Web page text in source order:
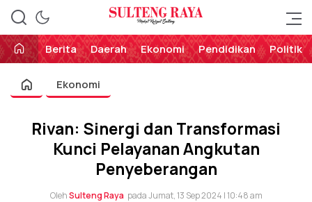
Sulteng Raya
Perekat Rakyat Sulteng
Berita
Daerah Ekonomi Pendidikan Politik
Ekonomi
Rivan: Sinergi dan Transformasi
Kunci Pelayanan Angkutan
Penyeberangan
OlehSulteng Raya pada Jumat, 13 Sep 2024 | 10:48 am